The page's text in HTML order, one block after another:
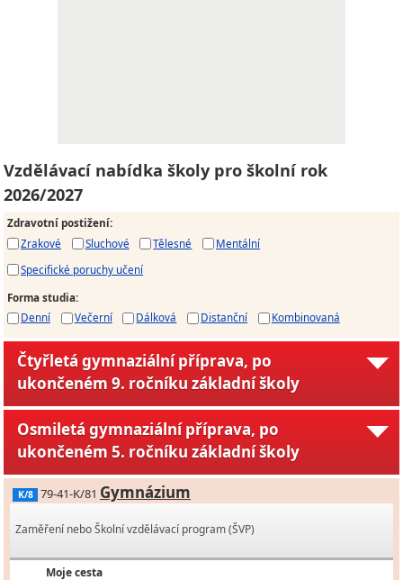
Vzdělávací nabídka školy pro školní rok
2026/2027
Zdravotní postižení:
Zrakové
Sluchové Tělesné
Mentální
Specifické poruchy učení
Forma studia:
Denní
Večerní Dálková Distanční Kombinovaná
Čtyřletá gymnaziální příprava, po
ukončeném 9. ročníku základní školy
Osmiletá gymnaziální příprava, po
ukončeném 5. ročníku základní školy
K/8 79-41-K/81 Gymnázium
Zaměření nebo Školní vzdělávací program (ŠVP)
Moje cesta